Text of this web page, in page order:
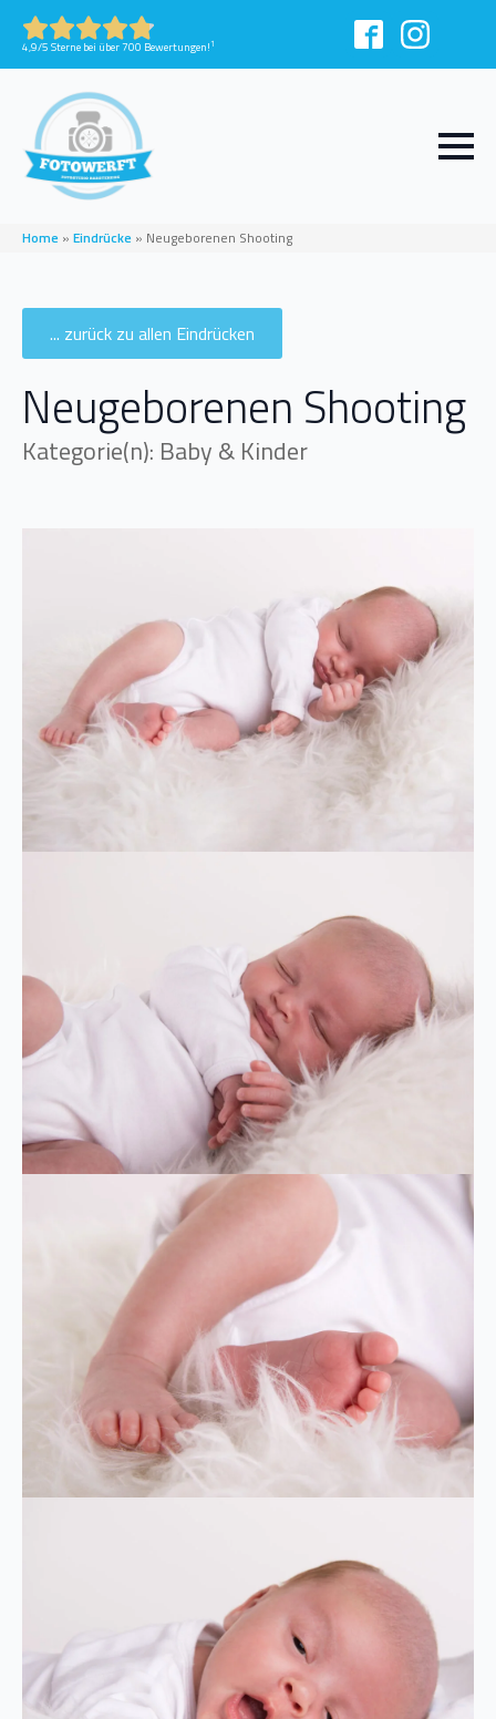
4,9/5 Sterne bei über 700 Bewertungen!1
Home » Eindrücke » Neugeborenen Shooting
... zurück zu allen Eindrücken
Neugeborenen Shooting
Kategorie(n): Baby & Kinder